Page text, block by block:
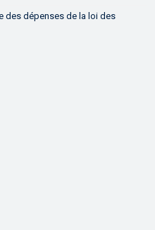
des dépenses de la loi des